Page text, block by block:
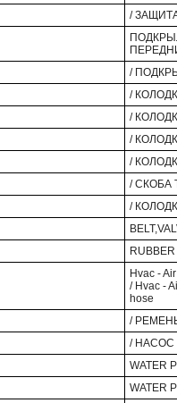
/
/
/
/
/
/
/ СКОБА
/
Hvac -
/ Hvac -
hose
/
/ НАСОС
WATER
WATER